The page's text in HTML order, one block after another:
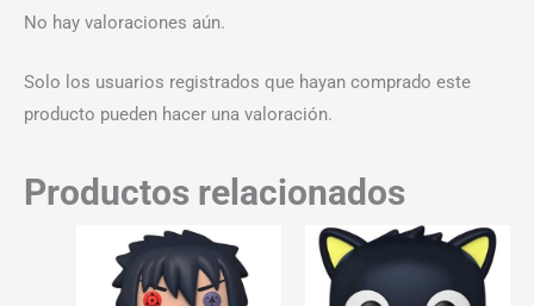
No hay valoraciones aún.
Solo los usuarios registrados que hayan comprado este
producto pueden hacer una valoración.
Productos relacionados